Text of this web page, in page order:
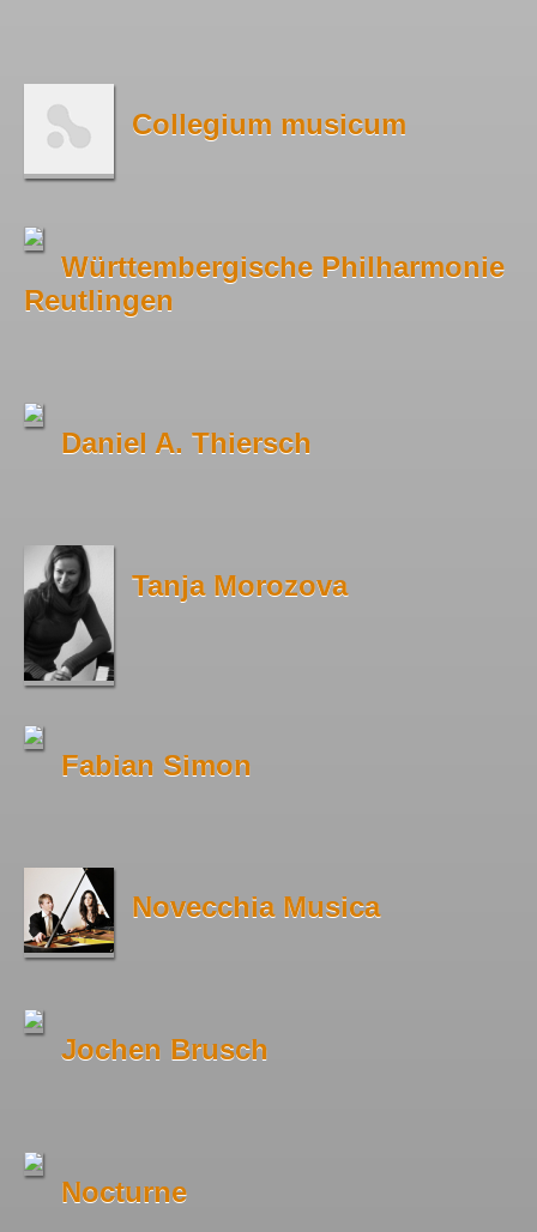
Collegium musicum
Württembergische Philharmonie
Reutlingen
Daniel A. Thiersch
Tanja Morozova
Fabian Simon
Novecchia Musica
Jochen Brusch
Nocturne